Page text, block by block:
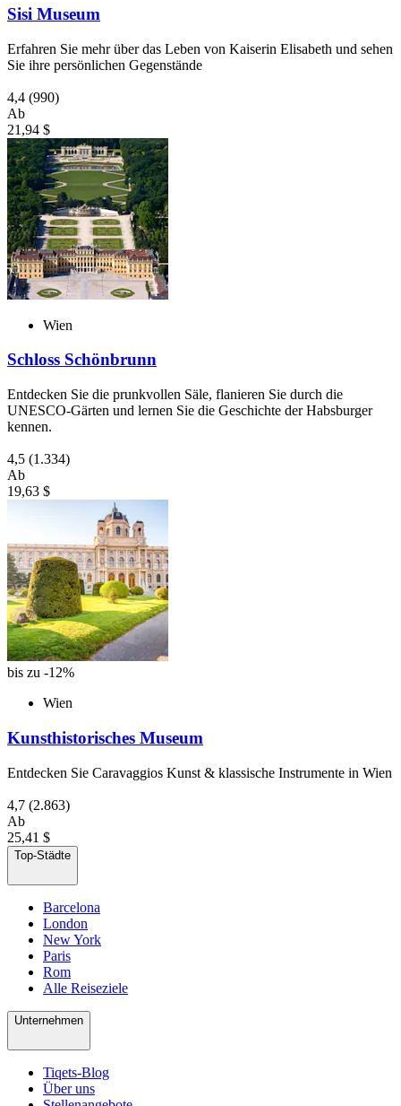
Sisi Museum
Erfahren Sie mehr über das Leben von Kaiserin Elisabeth und sehen
Sie ihre persönlichen Gegenstände
4,4 (990)
Ab
21,94 $
Wien
Schloss Schönbrunn
Entdecken Sie die prunkvollen Säle, flanieren Sie durch die
UNESCO-Gärten und lernen Sie die Geschichte der Habsburger
kennen.
4,5 (1.334)
Ab
19,63 $
bis zu -12%
Wien
Kunsthistorisches Museum
Entdecken Sie Caravaggios Kunst & klassische Instrumente in Wien
4,7 (2.863)
Ab
25,41 $
Top-Städte
Barcelona
London
New York
Paris
Rom
Alle Reiseziele
Unternehmen
Tiqets-Blog
Über uns